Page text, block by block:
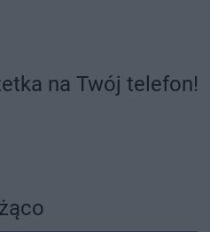
na Twój telefon!